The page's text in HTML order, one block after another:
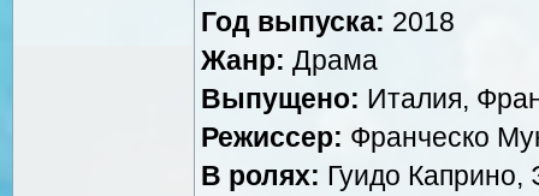
Год выпуска: 2018
Жанр: Драма
Выпущено: Италия,
Режиссер: Франческо
В ролях: Гуидо